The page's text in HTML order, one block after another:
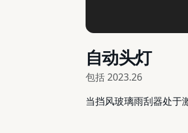
自动头灯
包括2023.26
当挡风玻璃雨刮器处于